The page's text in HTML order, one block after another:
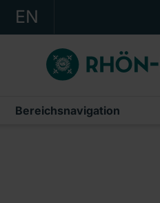
EN
KONZERN
KLINIKEN
KARRIERE
Bereichsnavigation
IR-News